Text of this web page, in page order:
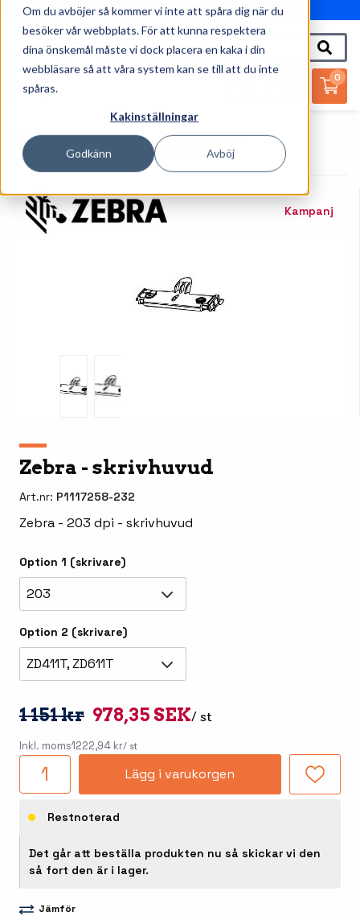
Om du avböjer så kommer vi inte att spåra dig när du
besöker vår webbplats. För att kunna respektera
dina önskemål måste vi dock placera en kaka i din
webbläsare så att våra system kan se till att du inte
spåras.
Kakinställningar
Godkänn Avböj
010-162 61 95
0
Startsida Skrivare
Tillbehör Skrivare
Skrivarhuvud
Zebra - Skrivhuvud
Kampanj
Zebra - skrivhuvud
Art.nr: P1117258-232
Zebra - 203 dpi - skrivhuvud
Option 1 (skrivare)
203
Option 2 (skrivare)
ZD411T, ZD611T
1 151 kr 978,35 SEK/ st
Inkl. moms1222,94 kr/ st
Lägg i varukorgen
Restnoterad
Det går att beställa produkten nu så skickar vi den
så fort den är i lager.
Jämför